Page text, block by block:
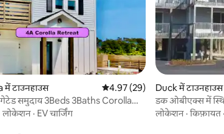
समीक्षाएँ
में टाउनहाउस औसत रेटिंग 5 में से 4.97, 29 समीक्षाएँ
4.97 (29)
समुदाय 3Beds 3Baths Corolla
लोकेशन · EV चार्जिंग
Duck में टाउनहाउस
डक ओबीएक्स में
टाउनहाउस
लोकेशन ·किफ़ायत